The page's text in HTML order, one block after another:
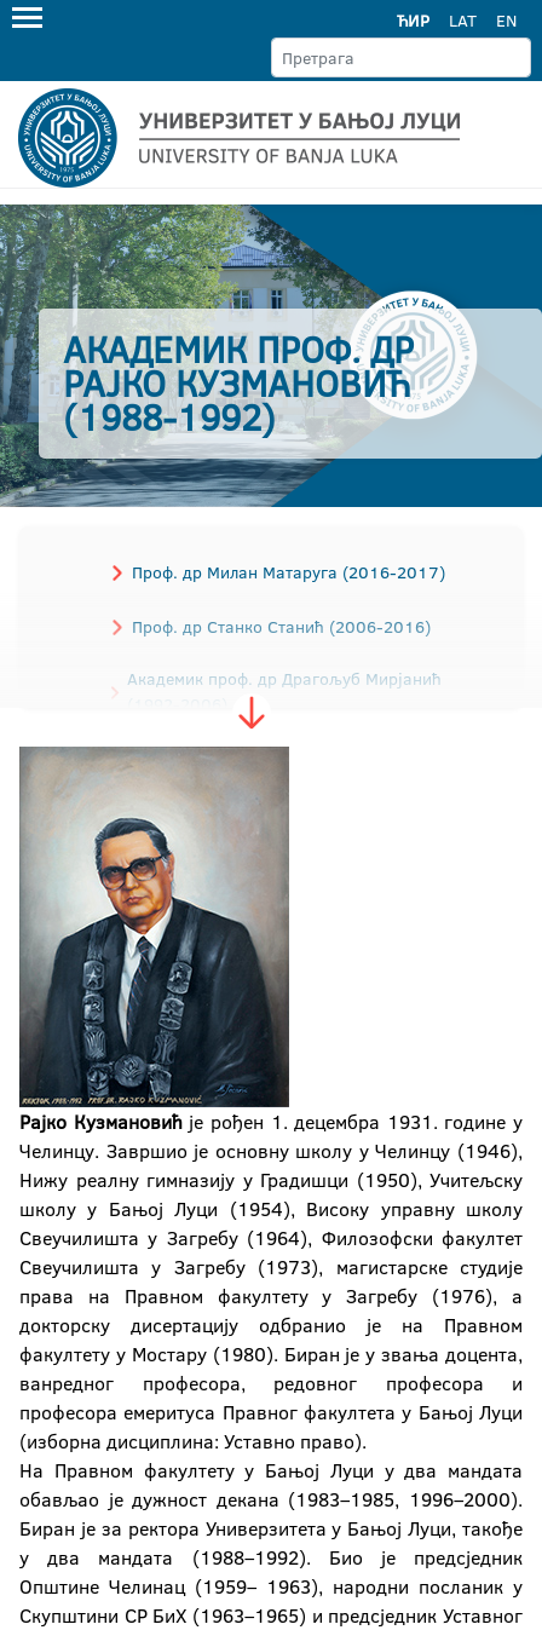
ЋИР LAT EN
АКАДЕМИК ПРОФ. ДР
РАЈКО КУЗМАНОВИЋ
(1988-1992)
Проф. др Милан Матаруга (2016-2017)
Проф. др Станко Станић (2006-2016)
Академик проф. др Драгољуб Мирјанић
Академик проф. др Рајко Кузмановић
(1988-1992)
Проф. др Драгица Додиг (1984-1988)
Проф. др Ибрахим Табаковић (1979-1984)
Проф. др Драгомир Малић (1975-1979)
Рајко Кузмановићје рођен 1. децембра 1931. године у
Челинцу. Завршио је основну школу у Челинцу (1946),
Нижу реалну гимназију у Градишци (1950), Учитељску
школу у Бањој Луци (1954), Високу управну школу
Свеучилишта у Загребу (1964), Филозофски факултет
Свеучилишта у Загребу (1973), магистарске студије
права на Правном факултету у Загребу (1976), а
докторску дисертацију одбранио је на Правном
факултету у Мостару (1980). Биран је у звања доцента,
ванредног професора, редовног професора и
професора емеритуса Правног факултета у Бањој Луци
(изборна дисциплина: Уставно право).
На Правном факултету у Бањој Луци у два мандата
обављао је дужност декана (1983–1985, 1996–2000).
Биран је за ректора Универзитета у Бањој Луци, такође
у два мандата (1988–1992). Био је предсједник
Општине Челинац (1959– 1963), народни посланик у
Скупштини СР БиХ (1963–1965) и предсједник Уставног